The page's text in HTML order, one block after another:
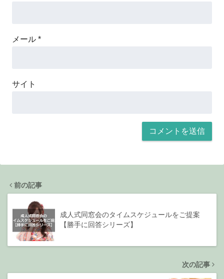
メール *
サイト
前の記事
成人式同窓会のタイムスケジュールをご提案
【勝手に回答シリーズ】
次の記事